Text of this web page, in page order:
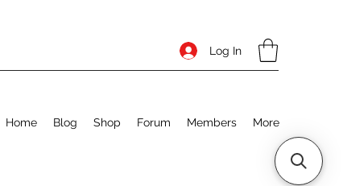
Log In
Home Blog Shop Forum Members More